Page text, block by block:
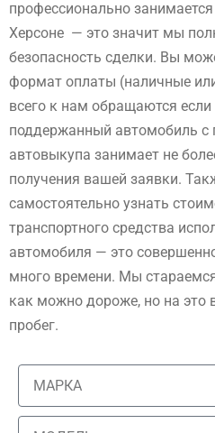
профессионально
Херсоне — это значит мы
безопасность сделки. Вы
формат оплаты (наличные
всего к нам обращаются
поддержанный автомобиль с
автовыкупа занимает не
получения вашей заявки.
самостоятельно узнать
транспортного средства
автомобиля — это
много времени. Мы
как можно дороже, но на это
пробег.